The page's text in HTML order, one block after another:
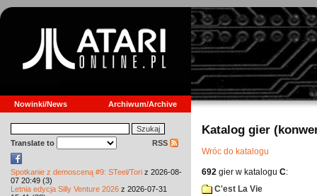
Nowinki/News Archiwum/Archive
Translate to RSS
Spotkanie z demosceną #9: STeel/Tori z 2026-08-
07 20:49 (3)
Letnia edycja Silly Venture 2026 z 2026-07-31
Katalog gier
Wróc do katalogu
692 gier w katalogu C:
C'est La Vie